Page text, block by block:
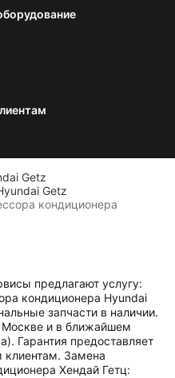
Getz
Getz
кондиционера
предлагают услугу:
кондиционера Hyundai
запчасти в наличии.
Москве и в ближайшем
Гарантия предоставляет
клиентам. Замена
Хендай Гетц: